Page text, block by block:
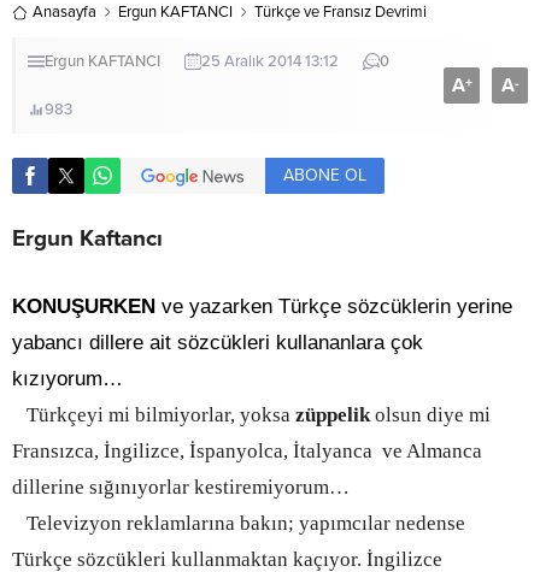
Anasayfa Ergun KAFTANCI Türkçe ve Fransız Devrimi
Ergun KAFTANCI 25 Aralık 2014 13:12 0
983
A+ A-
ABONE OL
Ergun Kaftancı
KONUŞURKEN ve yazarken Türkçe sözcüklerin yerine
yabancı dillere ait sözcükleri kullananlara çok
kızıyorum…
Türkçeyi mi bilmiyorlar, yoksa züppelikolsun diye mi
Fransızca, İngilizce, İspanyolca, İtalyanca ve Almanca
dillerine sığınıyorlar kestiremiyorum…
Televizyon reklamlarına bakın; yapımcılar nedense
Türkçe sözcükleri kullanmaktan kaçıyor. İngilizce